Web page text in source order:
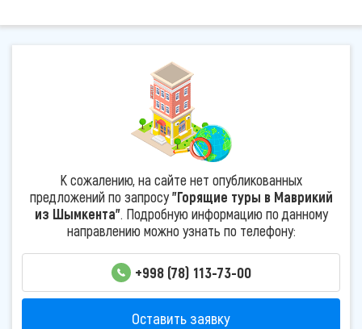
К сожалению, на сайте нет опубликованных
предложений по запросу"Горящие туры в Маврикий
из Шымкента". Подробную информацию по данному
направлению можно узнать по телефону:
+998 (78) 113-73-00
Оставить заявку